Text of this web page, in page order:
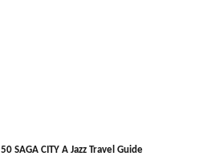
50 SAGA CITY A Jazz Travel Guide